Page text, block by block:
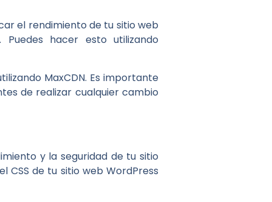
el rendimiento de tu sitio web
hacer esto utilizando
MaxCDN. Es importante
de realizar cualquier cambio
y la seguridad de tu sitio
CSS de tu sitio web WordPress